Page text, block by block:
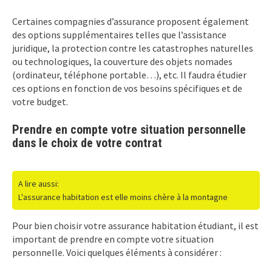
Certaines compagnies d’assurance proposent également
des options supplémentaires telles que l’assistance
juridique, la protection contre les catastrophes naturelles
ou technologiques, la couverture des objets nomades
(ordinateur, téléphone portable…), etc. Il faudra étudier
ces options en fonction de vos besoins spécifiques et de
votre budget.
Prendre en compte votre situation personnelle
dans le choix de votre contrat
A lire aussi:
L'assurance habitation est elle moins chère à la montagne
Pour bien choisir votre assurance habitation étudiant, il est
important de prendre en compte votre situation
personnelle. Voici quelques éléments à considérer :